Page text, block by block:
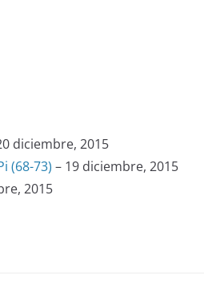
diciembre, 2015
(68-73) – 19 diciembre, 2015
2015